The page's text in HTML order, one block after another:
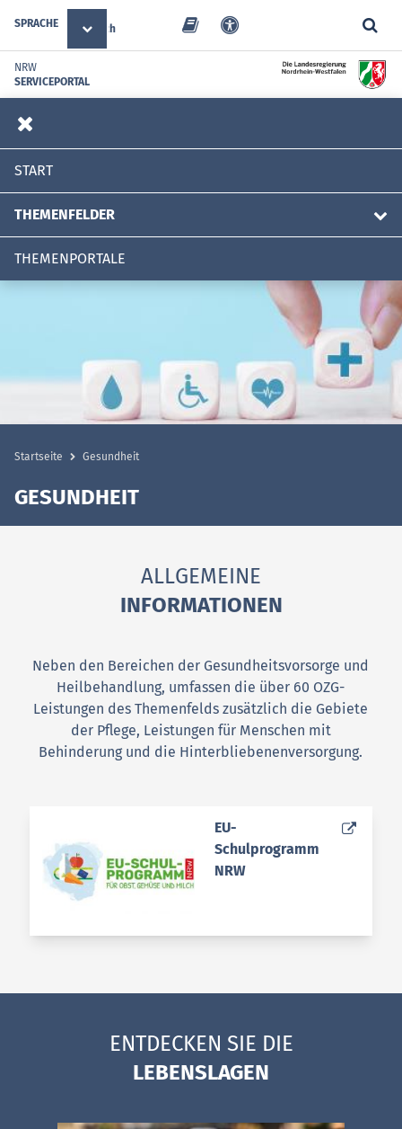
SPRACHE Deutsch
NRW
SERVICEPORTAL
START
THEMENFELDER
THEMENPORTALE
Startseite Gesundheit
GESUNDHEIT
ALLGEMEINE
INFORMATIONEN
Neben den Bereichen der Gesundheitsvorsorge und
Heilbehandlung, umfassen die über 60 OZG-
Leistungen des Themenfelds zusätzlich die Gebiete
der Pflege, Leistungen für Menschen mit
Behinderung und die Hinterbliebenenversorgung.
EU-
Schulprogramm
NRW
(Wird in einem neuen
ENTDECKEN SIE DIE
LEBENSLAGEN